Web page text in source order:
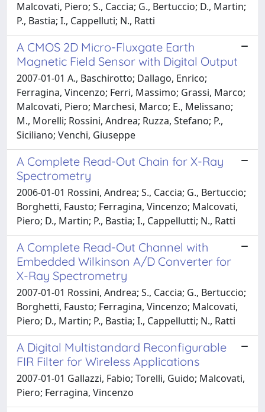
Malcovati, Piero; S., Caccia; G., Bertuccio; D., Martin;
P., Bastia; I., Cappelluti; N., Ratti
A CMOS 2D Micro-Fluxgate Earth
Magnetic Field Sensor with Digital Output
2007-01-01 A., Baschirotto; Dallago, Enrico;
Ferragina, Vincenzo; Ferri, Massimo; Grassi, Marco;
Malcovati, Piero; Marchesi, Marco; E., Melissano;
M., Morelli; Rossini, Andrea; Ruzza, Stefano; P.,
Siciliano; Venchi, Giuseppe
A Complete Read-Out Chain for X-Ray
Spectrometry
2006-01-01 Rossini, Andrea; S., Caccia; G., Bertuccio;
Borghetti, Fausto; Ferragina, Vincenzo; Malcovati,
Piero; D., Martin; P., Bastia; I., Cappellutti; N., Ratti
A Complete Read-Out Channel with
Embedded Wilkinson A/D Converter for
X-Ray Spectrometry
2007-01-01 Rossini, Andrea; S., Caccia; G., Bertuccio;
Borghetti, Fausto; Ferragina, Vincenzo; Malcovati,
Piero; D., Martin; P., Bastia; I., Cappellutti; N., Ratti
A Digital Multistandard Reconfigurable
FIR Filter for Wireless Applications
2007-01-01 Gallazzi, Fabio; Torelli, Guido; Malcovati,
Piero; Ferragina, Vincenzo